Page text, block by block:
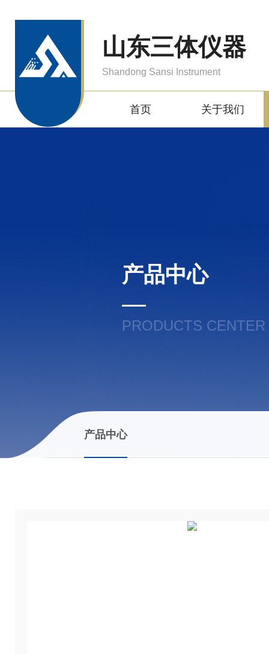
山东三体仪器
Shandong Sansi Instrument
首页 关于我们
产品中心
PRODUCTS CENTER
产品中心